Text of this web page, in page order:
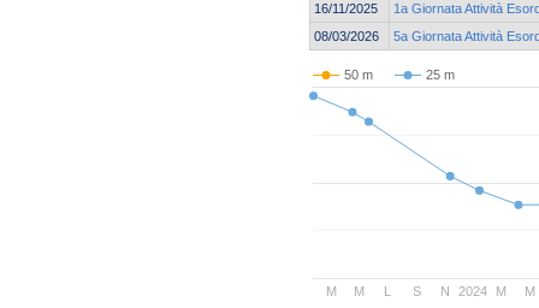
16/11/2025
1a Giornata Attività
08/03/2026
5a Giornata Attività
50 m 25 m
2024
M M L S N M M